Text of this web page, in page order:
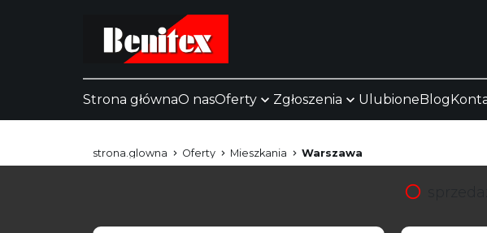
Strona głównaO nasOferty Zgłoszenia UlubioneBlog
strona.glowna Oferty Mieszkania Warszawa